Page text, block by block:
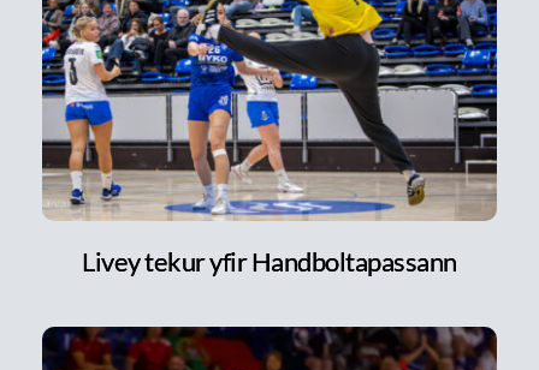
Livey tekur yfir Handboltapassann